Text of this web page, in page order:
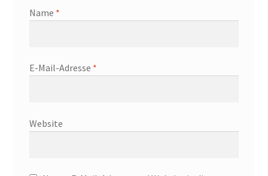
Name *
E-Mail-Adresse *
Website